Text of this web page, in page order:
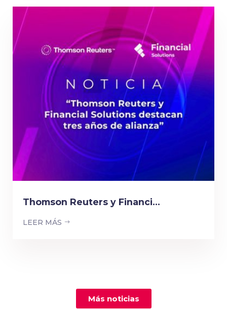
Thomson Reuters y Financi...
LEER MÁS
Más noticias